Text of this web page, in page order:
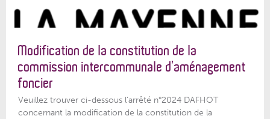
Modification de la constitution de la
commission intercommunale d’aménagement
foncier
Veuillez trouver ci-dessous l'arrêté n°2024 DAFHOT
concernant la modification de la constitution de la